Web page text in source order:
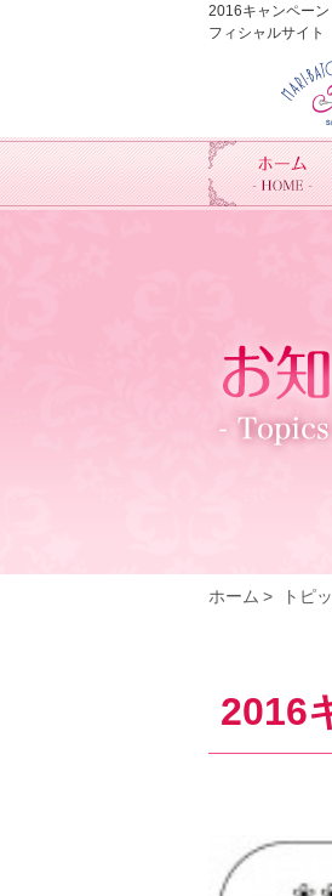
2016キャンペー
フィシャルサイト
ホーム トピ
2016